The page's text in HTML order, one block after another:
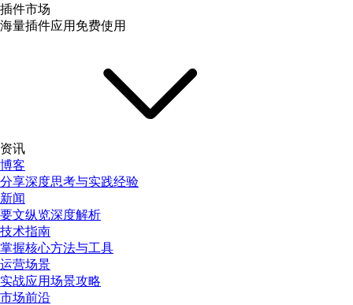
插件市场
海量插件应用免费使用
资讯
博客
分享深度思考与实践经验
新闻
要文纵览深度解析
技术指南
掌握核心方法与工具
运营场景
实战应用场景攻略
市场前沿